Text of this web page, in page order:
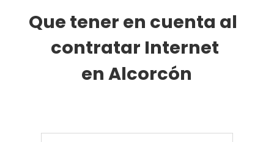
Que tener en cuenta al
contratar Internet
en Alcorcón